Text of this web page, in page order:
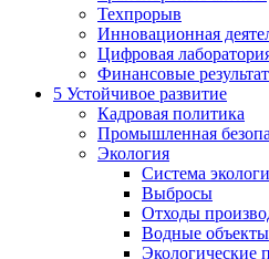
Техпрорыв
Инновационная
Цифровая
Финансовые
5 Устойчивое развитие
Кадровая политика
Промышленная
Экология
Система
Выбросы
Отходы
Водные объекты
Экологические